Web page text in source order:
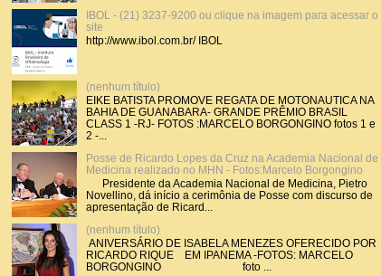
IBOL - (21) 3237-9200 ou clique na imagem para acessar o
site
http://www.ibol.com.br/ IBOL
(nenhum título)
EIKE BATISTA PROMOVE REGATA DE MOTONAUTICA NA
BAHIA DE GUANABARA- GRANDE PRÊMIO BRASIL
CLASS 1 -RJ- FOTOS :MARCELO BORGONGINO fotos 1 e
2 -...
Posse de Ricardo Lopes da Cruz na Academia Nacional de
Medicina realizado no MHN - Fotos:Marcelo Borgongino
Presidente da Academia Nacional de Medicina, Pietro
Novellino, dá início a cerimônia de Posse com discurso de
apresentação de Ricard...
(nenhum título)
ANIVERSÁRIO DE ISABELA MENEZES OFERECIDO POR
RICARDO RIQUE EM IPANEMA -FOTOS: MARCELO
BORGONGINO foto ...